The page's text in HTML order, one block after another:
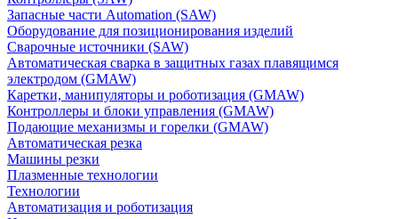
Запасные части Automation (SAW)
Оборудование для позиционирования изделий
Сварочные источники (SAW)
Автоматическая сварка в защитных газах плавящимся
электродом (GMAW)
Каретки, манипуляторы и роботизация (GMAW)
Контроллеры и блоки управления (GMAW)
Подающие механизмы и горелки (GMAW)
Автоматическая резка
Машины резки
Плазменные технологии
Технологии
Автоматизация и роботизация